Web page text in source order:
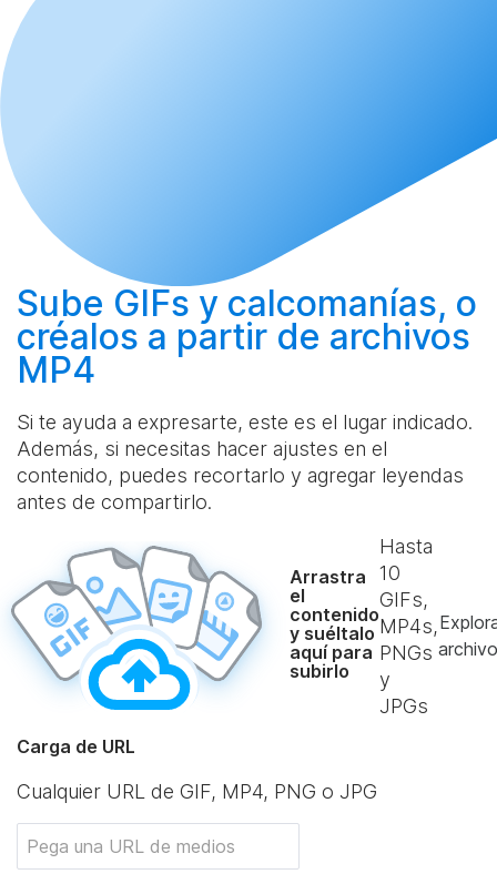
Sube GIFs y calcomanías, o
créalos a partir de archivos
MP4
Si te ayuda a expresarte, este es el lugar indicado.
Además, si necesitas hacer ajustes en el
contenido, puedes recortarlo y agregar leyendas
antes de compartirlo.
Arrastra
el
contenido
y suéltalo
aquí para
subirlo
Hasta
10
GIFs,
MP4s,
PNGs
y
JPGs
Carga de URL
Cualquier URL de GIF, MP4, PNG o JPG